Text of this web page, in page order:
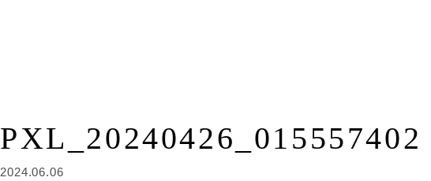
PXL_20240426_015557402
2024.06.06